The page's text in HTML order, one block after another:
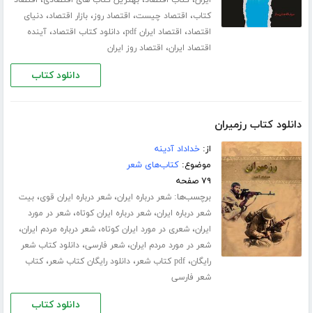
کتاب، اقتصاد چیست، اقتصاد روز،بازار اقتصاد،دنیای
اقتصاد، اقتصاد ایران pdf ،دانلود کتاب اقتصاد،آینده
اقتصاد ایران، اقتصاد روز ایران
دانلود کتاب
دانلود کتاب رزمیران
از:خداداد آدینه
موضوع:کتاب‌های شعر
۷۹ صفحه
برچسب‌ها:شعر درباره ایران،شعر درباره ایران قوی،بیت
شعر درباره ایران،شعر درباره ایران کوتاه،شعر در مورد
ایران،شعری در مورد ایران کوتاه،شعر درباره مردم ایران،
شعر در مورد مردم ایران،شعر فارسی،دانلود کتاب شعر
رایگان،pdf کتاب شعر ،دانلود رایگان کتاب شعر،کتاب
شعر فارسی
دانلود کتاب